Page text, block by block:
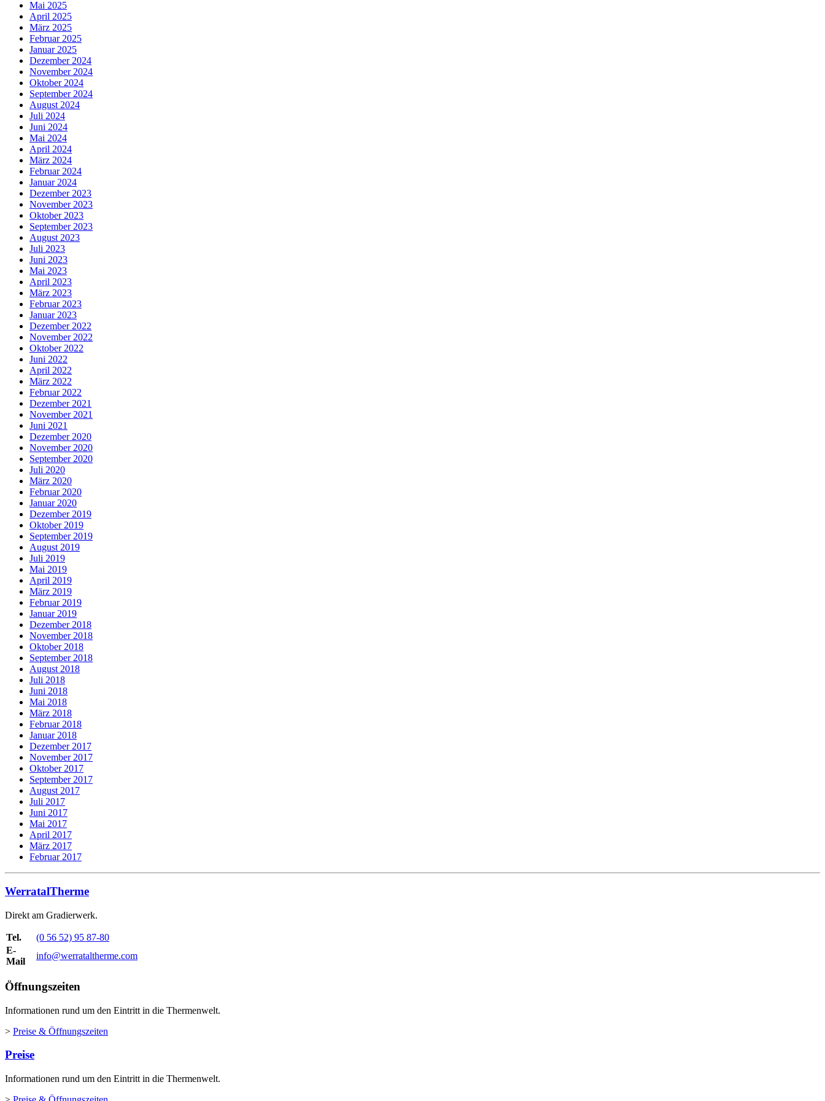
Mai 2025
April 2025
März 2025
Februar 2025
Januar 2025
Dezember 2024
November 2024
Oktober 2024
September 2024
August 2024
Juli 2024
Juni 2024
Mai 2024
April 2024
März 2024
Februar 2024
Januar 2024
Dezember 2023
November 2023
Oktober 2023
September 2023
August 2023
Juli 2023
Juni 2023
Mai 2023
April 2023
März 2023
Februar 2023
Januar 2023
Dezember 2022
November 2022
Oktober 2022
Juni 2022
April 2022
März 2022
Februar 2022
Dezember 2021
November 2021
Juni 2021
Dezember 2020
November 2020
September 2020
Juli 2020
März 2020
Februar 2020
Januar 2020
Dezember 2019
Oktober 2019
September 2019
August 2019
Juli 2019
Mai 2019
April 2019
März 2019
Februar 2019
Januar 2019
Dezember 2018
November 2018
Oktober 2018
September 2018
August 2018
Juli 2018
Juni 2018
Mai 2018
März 2018
Februar 2018
Januar 2018
Dezember 2017
November 2017
Oktober 2017
September 2017
August 2017
Juli 2017
Juni 2017
Mai 2017
April 2017
März 2017
Februar 2017
WerratalTherme
Direkt am Gradierwerk.
Tel.
(0 56 52) 95 87-80
E-
Mail
info@werrataltherme.com
Öffnungszeiten
Informationen rund um den Eintritt in die Thermenwelt.
> Preise & Öffnungszeiten
Preise
Informationen rund um den Eintritt in die Thermenwelt.